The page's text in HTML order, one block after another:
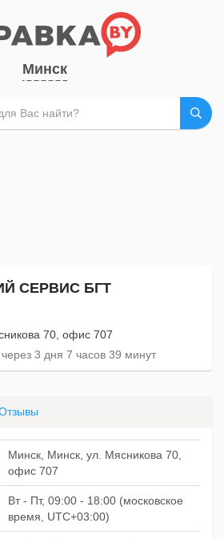
Минск
СЕРВИС БГТ
70, офис 707
через 3 дня 7 часов 39 минут
Минск, Минск, ул. Мясникова 70,
офис 707
Вт - Пт, 09:00 - 18:00 (московское
время, UTC+03:00)